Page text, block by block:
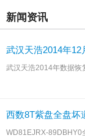
新闻资讯
武汉天浩2014年
武汉天浩2014年数据恢
西数8T紫盘全盘坏
WD81EJRX-89DBHY0
成功案例
在线留言